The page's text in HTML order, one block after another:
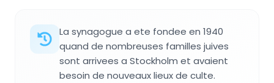
La synagogue a ete fondee en 1940
quand de nombreuses familles juives
sont arrivees a Stockholm et avaient
besoin de nouveaux lieux de culte.